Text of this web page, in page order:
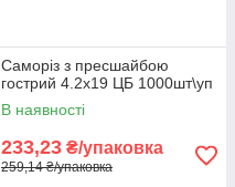
Саморіз з пресшайбою
гострий 4.2х19 ЦБ 1000шт\уп
В наявності
233,23 ₴/упаковка
259,14 ₴/упаковка